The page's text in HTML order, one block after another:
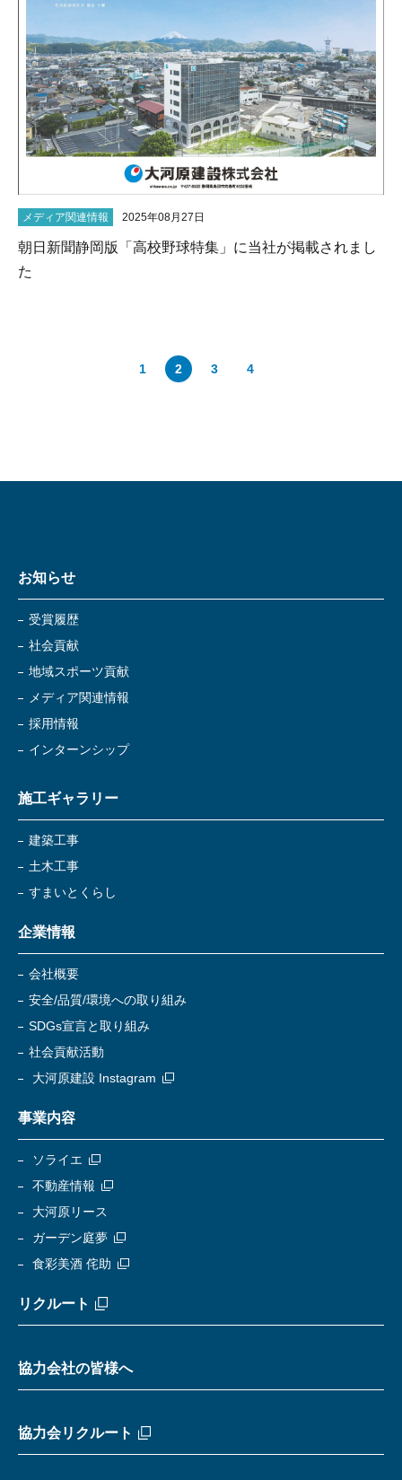
メディア関連情報 2025年08月27日
朝日新聞静岡版「高校野球特集」に当社が掲載されまし
た
1 2 3 4
お知らせ
受賞履歴
社会貢献
地域スポーツ貢献
メディア関連情報
採用情報
インターンシップ
施工ギャラリー
建築工事
土木工事
すまいとくらし
企業情報
会社概要
安全/品質/環境への取り組み
SDGs宣言と取り組み
社会貢献活動
大河原建設 Instagram
事業内容
ソライエ
不動産情報
大河原リース
ガーデン庭夢
食彩美酒 侘助
リクルート
協力会社の皆様へ
協力会リクルート